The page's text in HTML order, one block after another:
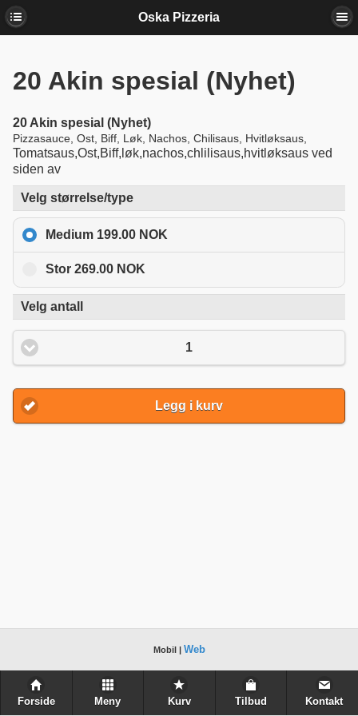
Oska Pizzeria
20 Akin spesial (Nyhet)
20 Akin spesial (Nyhet)
Pizzasauce, Ost, Biff, Løk, Nachos, Chilisaus, Hvitløksaus,
Tomatsaus,Ost,Biff,løk,nachos,chlilisaus,hvitløksaus ved
siden av
Velg størrelse/type
Medium 199.00 NOK
Stor 269.00 NOK
Velg antall
1
Legg i kurv
Mobil | Web
Forside Meny Kurv Tilbud Kontakt